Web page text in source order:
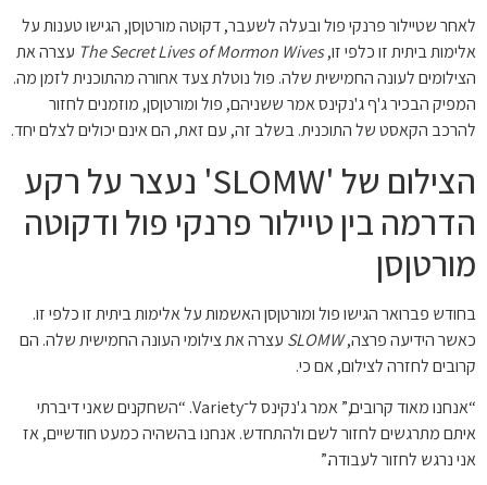
לאחר שטיילור פרנקי פול ובעלה לשעבר, דקוטה מורטןסן, הגישו טענות על
אלימות ביתית זו כלפי זו,The Secret Lives of Mormon Wives עצרה את
הצילומים לעונה החמישית שלה. פול נוטלת צעד אחורה מהתוכנית לזמן מה.
המפיק הבכיר ג'ף ג'נקינס אמר ששניהם, פול ומורטןסן, מוזמנים לחזור
להרכב הקאסט של התוכנית. בשלב זה, עם זאת, הם אינם יכולים לצלם יחד.
הצילום של 'SLOMW' נעצר על רקע
הדרמה בין טיילור פרנקי פול ודקוטה
מורטןסן
בחודש פברואר הגישו פול ומורטןסן האשמות על אלימות ביתית זו כלפי זו.
כאשר הידיעה פרצה,SLOMW עצרה את צילומי העונה החמישית שלה. הם
קרובים לחזרה לצילום, אם כי.
“אנחנו מאוד קרובים,” אמר ג'נקינס ל־Variety. “השחקנים שאני דיברתי
איתם מתרגשים לחזור לשם ולהתחדש. אנחנו בהשהיה כמעט חודשיים, אז
אני נרגש לחזור לעבודה.”